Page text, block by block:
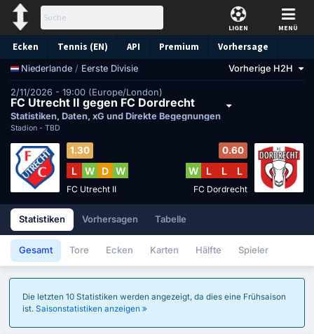
LIGEN MENÜ
Ecken Tennis (EN) API Premium Vorhersage
Niederlande / Eerste Divisie Vorherige H2H
2/11/2026 - 19:00 (Europe/London)
FC Utrecht II gegen FC Dordrecht
Statistiken, Daten, xG und Direkte Begegnungen
Stadion - TBD
1.30
L W D W
FC Utrecht II
0.60
W L L L
FC Dordrecht
Statistiken Vorhersagen Tabelle
Gesamt Tore Ecken Karten Hälfte Spieler
Die letzten 10 Statistiken werden angezeigt, da dies eine Frühsaison
ist. Saisonstatistiken anzeigen